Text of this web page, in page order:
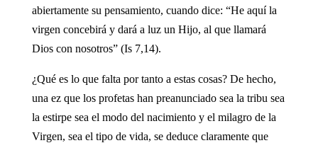
abiertamente su pensamiento, cuando dice: “He aquí la
virgen concebirá y dará a luz un Hijo, al que llamará
Dios con nosotros” (Is 7,14).
¿Qué es lo que falta por tanto a estas cosas? De hecho,
una ez que los profetas han preanunciado sea la tribu sea
la estirpe sea el modo del nacimiento y el milagro de la
Virgen, sea el tipo de vida, se deduce claramente que